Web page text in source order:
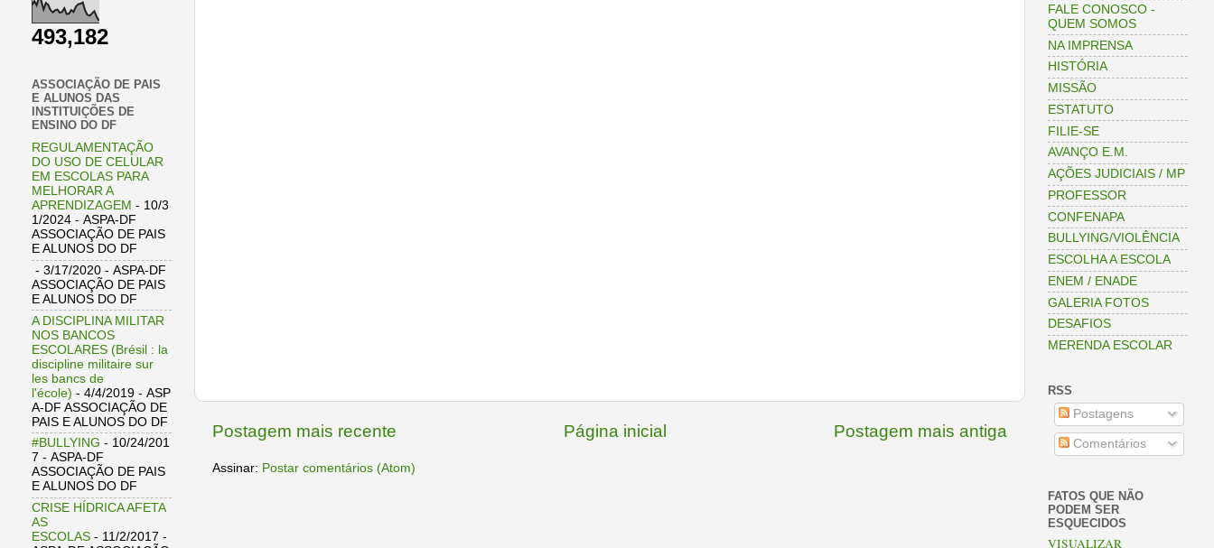
Postagem mais recente Postagem mais antiga
Página inicial
Assinar: Postar comentários (Atom)
493,182
ASSOCIAÇÃO DE PAIS
E ALUNOS DAS
INSTITUIÇÕES DE
ENSINO DO DF
REGULAMENTAÇÃO
DO USO DE CELULAR
EM ESCOLAS PARA
MELHORAR A
APRENDIZAGEM - 10/3
1/2024 - ASPA-DF
ASSOCIAÇÃO DE PAIS
E ALUNOS DO DF
- 3/17/2020 - ASPA-DF
ASSOCIAÇÃO DE PAIS
E ALUNOS DO DF
A DISCIPLINA MILITAR
NOS BANCOS
ESCOLARES (Brésil : la
discipline militaire sur
les bancs de
l'école) - 4/4/2019 - ASP
A-DF ASSOCIAÇÃO DE
PAIS E ALUNOS DO DF
#BULLYING - 10/24/201
7 - ASPA-DF
ASSOCIAÇÃO DE PAIS
E ALUNOS DO DF
CRISE HÍDRICA AFETA
AS
ESCOLAS - 11/2/2017 -
FALE CONOSCO -
QUEM SOMOS
NA IMPRENSA
HISTÓRIA
MISSÃO
ESTATUTO
FILIE-SE
AVANÇO E.M.
AÇÕES JUDICIAIS / MP
PROFESSOR
CONFENAPA
BULLYING/VIOLÊNCIA
ESCOLHA A ESCOLA
ENEM / ENADE
GALERIA FOTOS
DESAFIOS
MERENDA ESCOLAR
RSS
Postagens
Comentários
FATOS QUE NÃO
PODEM SER
ESQUECIDOS
VISUALIZAR